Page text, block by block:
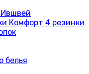
Комфорт 4 резинки
белья